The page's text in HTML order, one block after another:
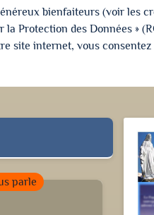
bienfaiteurs (voir les
Protection des Données »
site internet, vous
parle